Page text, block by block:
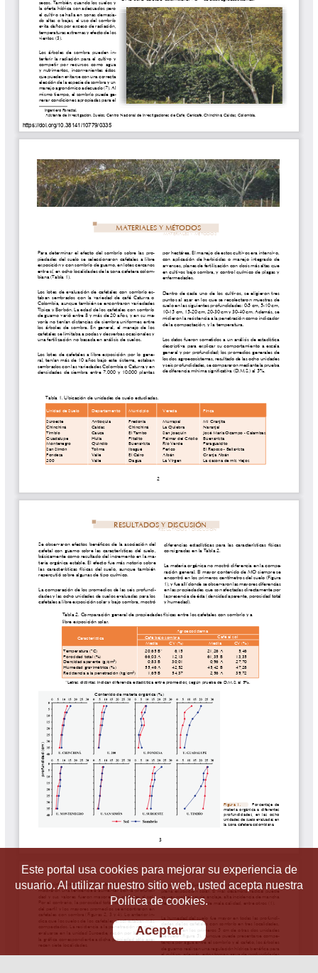
Este portal usa cookies para mejorar su experiencia de
usuario. Al utilizar nuestro sitio web, usted acepta nuestra
Política de cookies.
Aceptar